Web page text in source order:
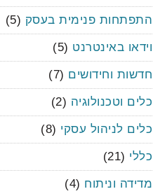
התפתחות פנימית בעסק (5)
וידאו באינטרנט (5)
חדשות וחידושים (7)
כלים וטכנולוגיה (2)
כלים לניהול עסקי (8)
כללי (21)
מדידה וניתוח (4)